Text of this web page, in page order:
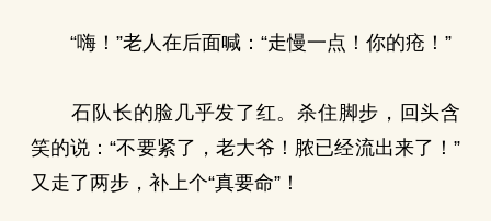
“嗨！”老人在后面喊：“走慢一点！你的疮！”
石队长的脸几乎发了红。杀住脚步，回头含
笑的说：“不要紧了，老大爷！脓已经流出来了！”
又走了两步，补上个“真要命”！